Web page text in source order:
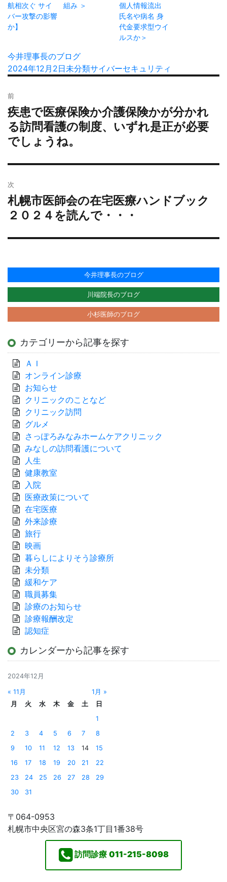
航相次ぐ サイ
バー攻撃の影響
か】
組み ＞
個人情報流出
氏名や病名 身
代金要求型ウイ
ルスか＞
投
稿
今井理事長のブログ
投
日:
2024年12月2日カ
リ
ー
未分類タ
サイバーセキュリティ
稿
ナ
ビ
ゲ
シ
ョ
ン
前
過
去
の
投
疾患で医療保険か介護保険かが分かれ
る訪問看護の制度、いずれ是正が必要
でしょうね。
次
次
の
稿:
札幌市医師会の在宅医療ハンドブック
２０２４を読んで・・・
今井理事長のブログ
川端院長のブログ
小杉医師のブログ
カテゴリーから記事を探す
ＡＩ
オンライン診療
お知らせ
クリニックのことなど
クリニック訪問
グルメ
さっぽろみなみホームケアクリニック
みなしの訪問看護について
人生
健康教室
入院
医療政策について
在宅医療
外来診療
旅行
映画
暮らしによりそう診療所
未分類
緩和ケア
職員募集
診療のお知らせ
診療報酬改定
認知症
カレンダーから記事を探す
2024年12月
« 11月
1月 »
月
火 水 木 金 土
日
1
2
3 4 5 6 7
8
9
10 11 12 13 14
15
16
17 18 19 20 21
22
23
24 25 26 27 28
29
30
31
〒064-0953
札幌市中央区宮の森3条1丁目1番38号
訪問診療 011-215-8098